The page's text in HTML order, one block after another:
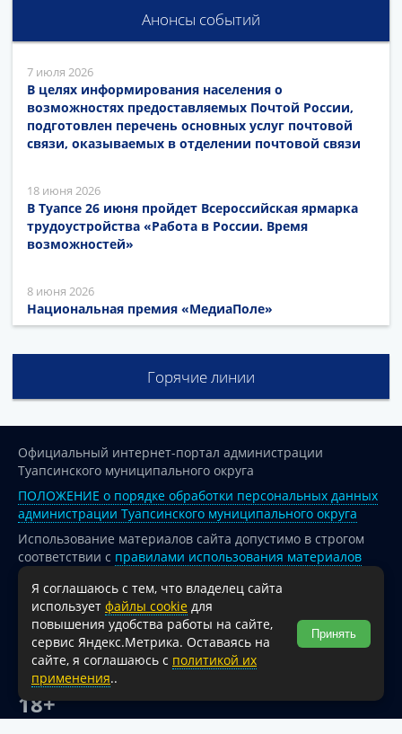
Анонсы событий
7 июля 2026
В целях информирования населения о
возможностях предоставляемых Почтой России,
подготовлен перечень основных услуг почтовой
связи, оказываемых в отделении почтовой связи
18 июня 2026
В Туапсе 26 июня пройдет Всероссийская ярмарка
трудоустройства «Работа в России. Время
возможностей»
8 июня 2026
Национальная премия «МедиаПоле»
Горячие линии
Официальный интернет-портал администрации
Туапсинского муниципального округа
ПОЛОЖЕНИЕ о порядке обработки персональных данных
администрации Туапсинского муниципального округа
Использование материалов сайта допустимо в строгом
соответствии с правилами использования материалов
опубликованных на сайте
При перепечатке и использовании информации ссылка
на источник обязательна.
Для сайтов и страниц сети Интернет обязательна
активная гиперссылка на официальный интернет-портал
администрации Туапсинского муниципального округа.
18+
Я соглашаюсь с тем, что владелец сайта
использует файлы cookie для
повышения удобства работы на сайте,
сервис Яндекс.Метрика. Оставаясь на
сайте, я соглашаюсь с политикой их
применения..
Принять